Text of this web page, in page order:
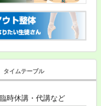
タイムテーブル